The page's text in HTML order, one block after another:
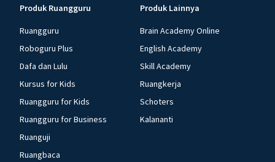
Produk Ruangguru
Ruangguru
Roboguru Plus
Dafa dan Lulu
Kursus for Kids
Ruangguru for Kids
Ruangguru for Business
Ruanguji
Ruangbaca
Produk Lainnya
Brain Academy Online
English Academy
Skill Academy
Ruangkerja
Schoters
Kalananti